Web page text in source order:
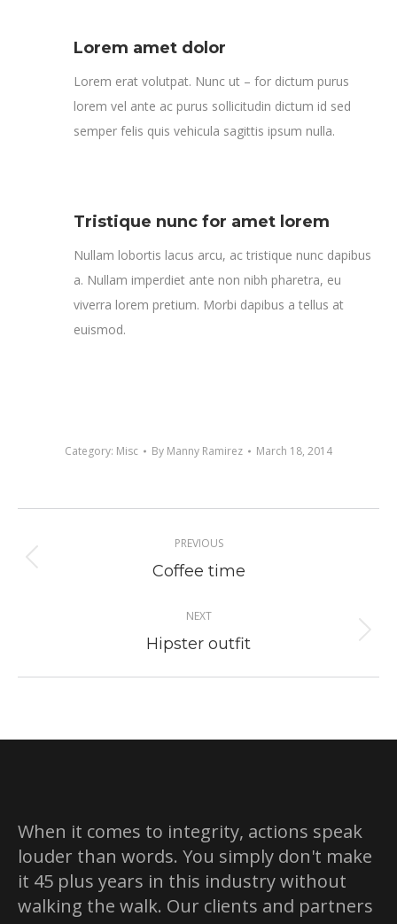
Lorem amet dolor
Lorem erat volutpat. Nunc ut – for dictum purus
lorem vel ante ac purus sollicitudin dictum id sed
semper felis quis vehicula sagittis ipsum nulla.
Tristique nunc for amet lorem
Nullam lobortis lacus arcu, ac tristique nunc dapibus
a. Nullam imperdiet ante non nibh pharetra, eu
viverra lorem pretium. Morbi dapibus a tellus at
euismod.
Category: Misc By Manny Ramirez March 18, 2014
navigation
PREVIOUS
Previous
Coffee time
NEXT
Next
Hipster outfit
When it comes to integrity, actions speak
louder than words. You simply don't make
it 45 plus years in this industry without
walking the walk. Our clients and partners